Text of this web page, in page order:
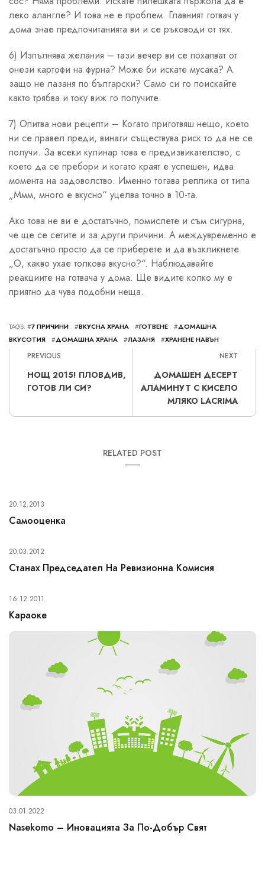
леко алангле? И това не е проблем. Главният готвач у
дома знае предпочитанията ви и се ръководи от тях.
6) Изпълнява желания – тази вечер ви се похапват от
онези картофи на фурна? Може би искате мусака? А
защо не лазаня по български? Само си го поискайте
както трябва и току виж го получите.
7) Опитва нови рецепти – Когато приготвяш нещо, което
ни се правел преди, винаги съществува риск то да не се
получи. За всеки кулинар това е предизвикателство, с
което да се пребори и когато краят е успешен, идва
момента на задоволство. Именно тогава реплика от типа
„Ммм, много е вкусно“ уцелва точно в 10-та.
Ако това не ви е достатъчно, помислете и съм сигурна,
че ще се сетите и за други причини. А междувременно е
достатъчно просто да се приберете и да възкликнете
„О, какво ухае толкова вкусно?“. Наблюдавайте
реакциите на готвача у дома. Ще видите колко му е
приятно да чува подобни неща.
TAGS: #7 ПРИЧИНИ #ВКУСНА ХРАНА #ГОТВЕНЕ #ДОМАШНА
ВКУСОТИЯ
#ДОМАШНА ХРАНА #ЛАЗАНЯ #ХРАНЕНЕ НАВЪН
PREVIOUS
НОЩ 2015! ПЛОВДИВ,
ГОТОВ ЛИ СИ?
NEXT
ДОМАШЕН ДЕСЕРТ
АЛАМИНУТ С КИСЕЛО
МЛЯКО LACRIMA
RELATED POST
20.12.2013
Самооценка
20.03.2012
Станах Председател На Ревизионна Комисия
16.12.2011
Караоке
03.01.2022
Nasekomo – Иновацията За По-Добър Свят